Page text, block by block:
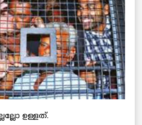
ഉള്ളത്.